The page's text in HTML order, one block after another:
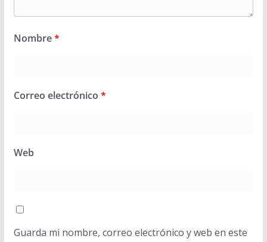
Nombre*
Correo electrónico *
Web
Guarda mi nombre, correo electrónico y web en este